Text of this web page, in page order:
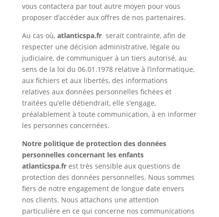
vous contactera par tout autre moyen pour vous
proposer d’accéder aux offres de nos partenaires.
Au cas où, atlanticspa.frserait contrainte, afin de
respecter une décision administrative, légale ou
judiciaire, de communiquer à un tiers autorisé, au
sens de la loi du 06.01.1978 relative à l’informatique,
aux fichiers et aux libertés, des informations
relatives aux données personnelles fichées et
traitées qu’elle détiendrait, elle s’engage,
préalablement à toute communication, à en informer
les personnes concernées.
Notre politique de protection des données
personnelles concernant les enfants
atlanticspa.fr est très sensible aux questions de
protection des données personnelles. Nous sommes
fiers de notre engagement de longue date envers
nos clients. Nous attachons une attention
particulière en ce qui concerne nos communications